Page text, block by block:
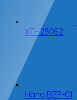
XTH250S2
Hàng BZP-01